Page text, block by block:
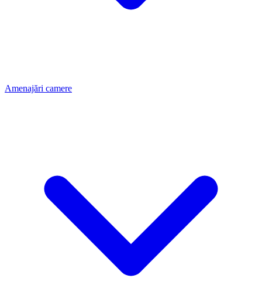
Amenajări camere